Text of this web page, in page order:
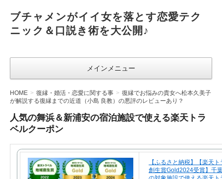
ブチャメンがイイ女を落とす恋愛テク
ニック＆口説き術を大公開♪
メインメニュー
HOME 復縁・婚活・恋愛に関する事
復縁でお悩みの貴女へ松本久美子
が解説する復縁までの近道（小島 良教）の悪評のレビューあり？
人気の舞浜＆新浦安の宿泊施設で使える楽天トラ
ベルクーポン
【ふるさと納税】【楽天
創生賞Gold2024受賞】千